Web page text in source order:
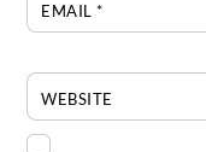
EMAIL*
WEBSITE